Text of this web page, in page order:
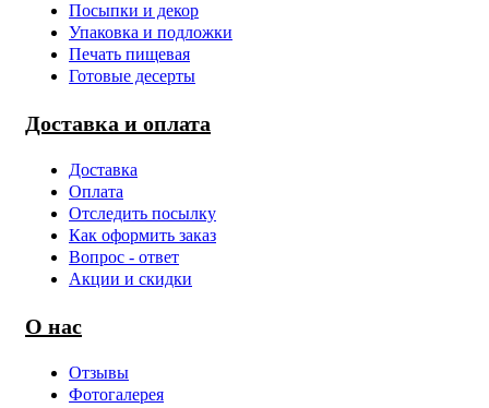
Посыпки и декор
Упаковка и подложки
Печать пищевая
Готовые десерты
Доставка и оплата
Доставка
Оплата
Отследить посылку
Как оформить заказ
Вопрос - ответ
Акции и скидки
О нас
Отзывы
Фотогалерея